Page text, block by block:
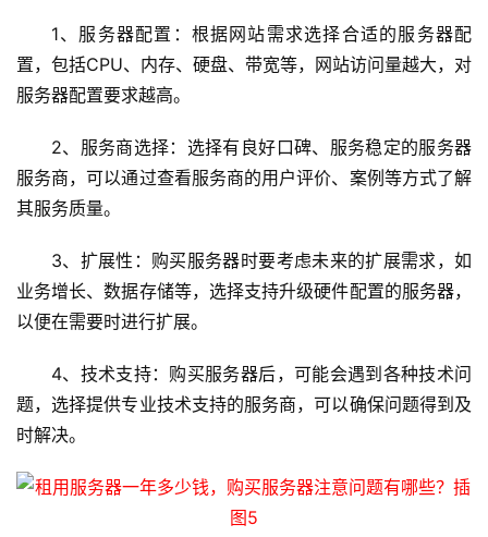
器
主
机
术
教
C
D
服
1、服务器配置：根据网站需求选择合适的服务器配
置，包括CPU、内存、硬盘、带宽等，网站访问量越大，对
服务器配置要求越高。
2、服务商选择：选择有良好口碑、服务稳定的服务器
服务商，可以通过查看服务商的用户评价、案例等方式了解
其服务质量。
3、扩展性：购买服务器时要考虑未来的扩展需求，如
业务增长、数据存储等，选择支持升级硬件配置的服务器，
以便在需要时进行扩展。
4、技术支持：购买服务器后，可能会遇到各种技术问
题，选择提供专业技术支持的服务商，可以确保问题得到及
时解决。